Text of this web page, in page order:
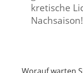
kretische
Nachsaison!
Worauf warten